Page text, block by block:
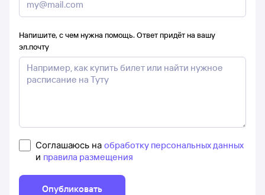
Напишите, с чем нужна помощь. Ответ придёт на вашу
эл.почту
Соглашаюсь на обработку персональных данных
и правила размещения
Опубликовать